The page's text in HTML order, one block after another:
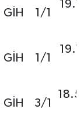
GİH 1/1
GİH 1/1
GİH 3/1